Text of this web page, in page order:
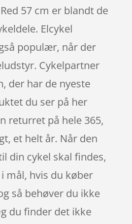
57 cm er blandt de
Elcykel
populær, når der
Cykelpartner
der har de nyeste
du ser på her
returret på hele 365,
et helt år. Når den
din cykel skal findes,
mål, hvis du køber
så behøver du ikke
du finder det ikke